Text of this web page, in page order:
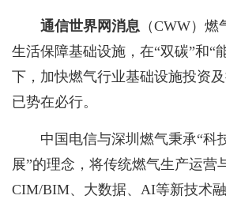
通信世界网消息 （CWW） 燃
生活保障基础设施，在“双碳”和“
下，加快燃气行业基础设施投资
已势在必行。
中国电信与深圳燃气秉承“科
展”的理念，将传统燃气生产运营
CIM/BIM、大数据、AI等新技术